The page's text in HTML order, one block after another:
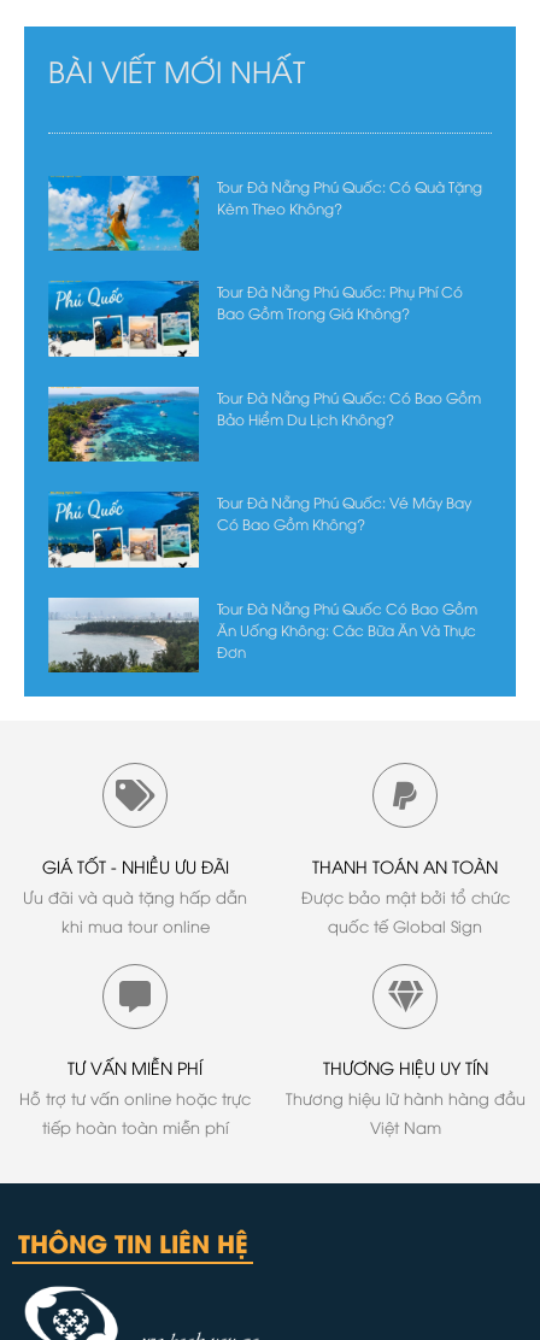
BÀI VIẾT MỚI NHẤT
Tour Đà Nẵng Phú Quốc: Có Quà Tặng
Kèm Theo Không?
Tour Đà Nẵng Phú Quốc: Phụ Phí Có
Bao Gồm Trong Giá Không?
Tour Đà Nẵng Phú Quốc: Có Bao Gồm
Bảo Hiểm Du Lịch Không?
Tour Đà Nẵng Phú Quốc: Vé Máy Bay
Có Bao Gồm Không?
Tour Đà Nẵng Phú Quốc Có Bao Gồm
Ăn Uống Không: Các Bữa Ăn Và Thực
Đơn
GIÁ TỐT - NHIỀU ƯU ĐÃI
Ưu đãi và quà tặng hấp dẫn
khi mua tour online
THANH TOÁN AN TOÀN
Được bảo mật bởi tổ chức
quốc tế Global Sign
TƯ VẤN MIỄN PHÍ
Hỗ trợ tư vấn online hoặc trực
tiếp hoàn toàn miễn phí
THƯƠNG HIỆU UY TÍN
Thương hiệu lữ hành hàng đầu
Việt Nam
THÔNG TIN LIÊN HỆ